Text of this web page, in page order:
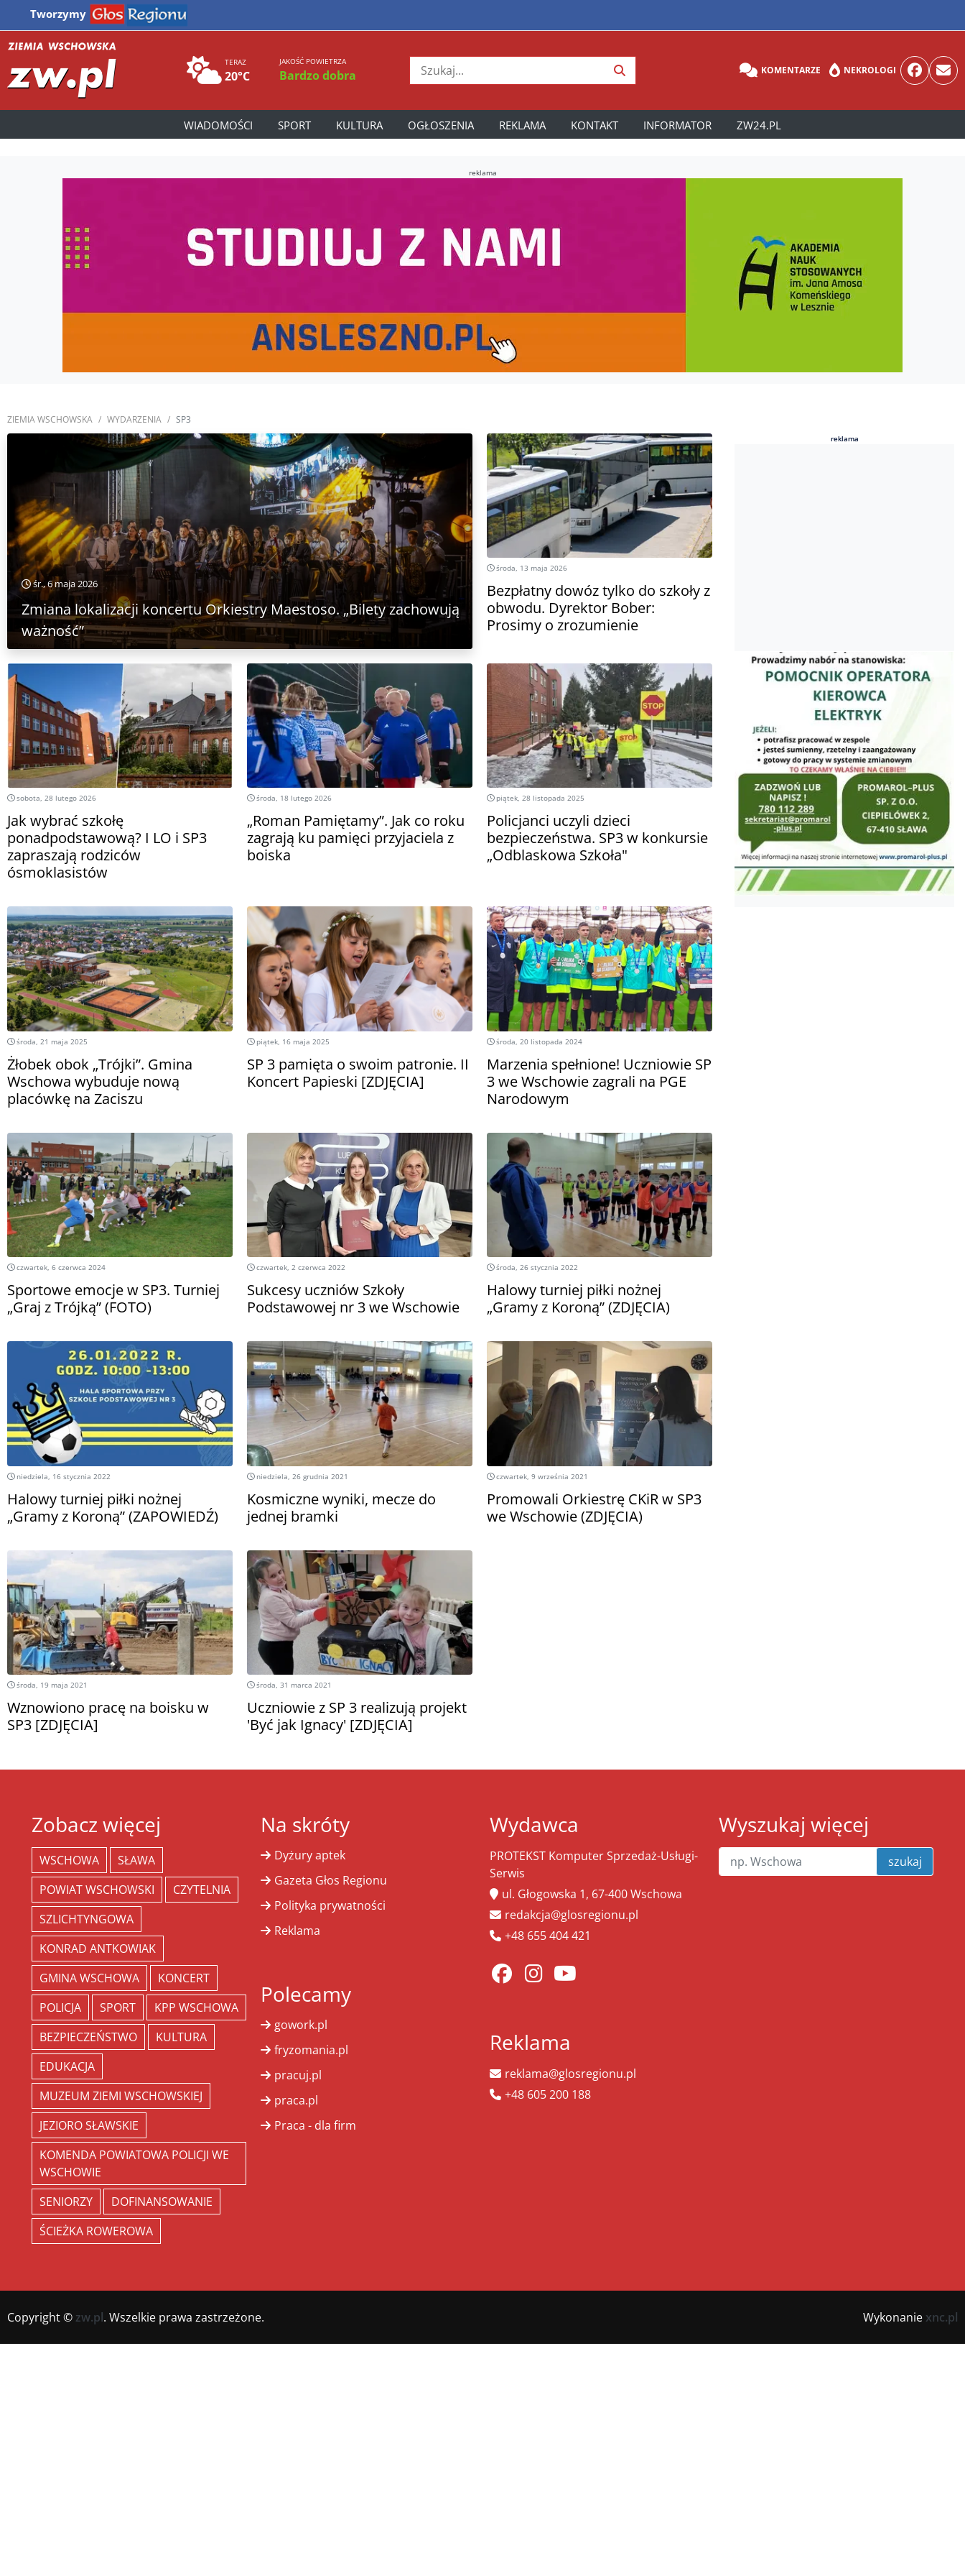
Tworzymy
TERAZ
20°C
JAKOŚĆ POWIETRZA
Bardzo dobra KOMENTARZE NEKROLOGI
WIADOMOŚCI SPORT KULTURA OGŁOSZENIA REKLAMA KONTAKT INFORMATOR ZW24.PL
reklama
ZIEMIA WSCHOWSKA WYDARZENIA SP3
śr., 6 maja 2026
Zmiana lokalizacji koncertu Orkiestry Maestoso. „Bilety zachowują
ważność”
środa, 13 maja 2026
Bezpłatny dowóz tylko do szkoły z
obwodu. Dyrektor Bober:
Prosimy o zrozumienie
sobota, 28 lutego 2026
Jak wybrać szkołę
ponadpodstawową? I LO i SP3
zapraszają rodziców
ósmoklasistów
środa, 18 lutego 2026
„Roman Pamiętamy”. Jak co roku
zagrają ku pamięci przyjaciela z
boiska
piątek, 28 listopada 2025
Policjanci uczyli dzieci
bezpieczeństwa. SP3 w konkursie
„Odblaskowa Szkoła"
środa, 21 maja 2025
Żłobek obok „Trójki”. Gmina
Wschowa wybuduje nową
placówkę na Zaciszu
piątek, 16 maja 2025
SP 3 pamięta o swoim patronie. II
Koncert Papieski [ZDJĘCIA]
środa, 20 listopada 2024
Marzenia spełnione! Uczniowie SP
3 we Wschowie zagrali na PGE
Narodowym
czwartek, 6 czerwca 2024
Sportowe emocje w SP3. Turniej
„Graj z Trójką” (FOTO)
czwartek, 2 czerwca 2022
Sukcesy uczniów Szkoły
Podstawowej nr 3 we Wschowie
środa, 26 stycznia 2022
Halowy turniej piłki nożnej
„Gramy z Koroną” (ZDJĘCIA)
niedziela, 16 stycznia 2022
Halowy turniej piłki nożnej
„Gramy z Koroną” (ZAPOWIEDŹ)
niedziela, 26 grudnia 2021
Kosmiczne wyniki, mecze do
jednej bramki
czwartek, 9 września 2021
Promowali Orkiestrę CKiR w SP3
we Wschowie (ZDJĘCIA)
środa, 19 maja 2021
Wznowiono pracę na boisku w
SP3 [ZDJĘCIA]
środa, 31 marca 2021
Uczniowie z SP 3 realizują projekt
'Być jak Ignacy' [ZDJĘCIA]
reklama
reklama
Zobacz więcej
WSCHOWA
SŁAWA
POWIAT WSCHOWSKI
CZYTELNIA
SZLICHTYNGOWA
KONRAD ANTKOWIAK
GMINA WSCHOWA
KONCERT
POLICJA
SPORT
KPP WSCHOWA
BEZPIECZEŃSTWO
KULTURA
EDUKACJA
MUZEUM ZIEMI WSCHOWSKIEJ
JEZIORO SŁAWSKIE
KOMENDA POWIATOWA POLICJI WE
WSCHOWIE
SENIORZY
DOFINANSOWANIE
ŚCIEŻKA ROWEROWA
Na skróty
Dyżury aptek
Gazeta Głos Regionu
Polityka prywatności
Reklama
Polecamy
gowork.pl
fryzomania.pl
pracuj.pl
praca.pl
Praca - dla firm
Wydawca
PROTEKST Komputer Sprzedaż-Usługi-
Serwis
ul. Głogowska 1, 67-400 Wschowa
redakcja@glosregionu.pl
+48 655 404 421
Reklama
reklama@glosregionu.pl
+48 605 200 188
Wyszukaj więcej
szukaj
Copyright © zw.pl. Wszelkie prawa zastrzeżone. Wykonanie xnc.pl